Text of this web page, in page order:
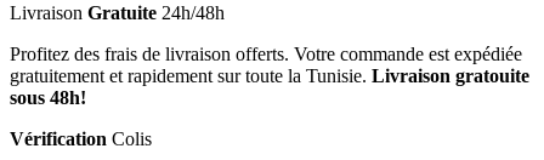
Livraison Gratuite 24h/48h
Profitez des frais de livraison offerts. Votre commande est expédiée
gratuitement et rapidement sur toute la Tunisie. Livraison gratouite
sous 48h!
Vérification Colis